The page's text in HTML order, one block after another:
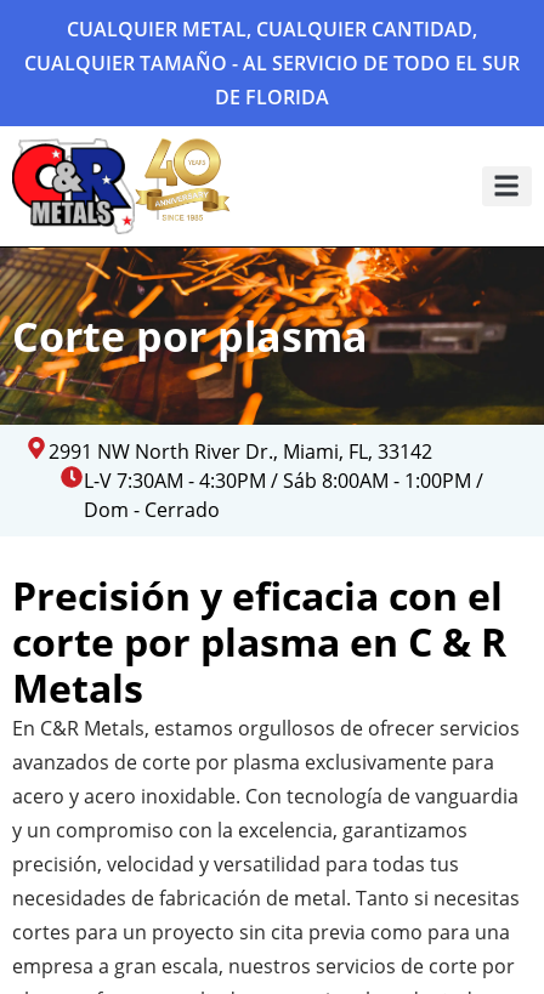
CUALQUIER METAL, CUALQUIER CANTIDAD,
CUALQUIER TAMAÑO - AL SERVICIO DE TODO EL SUR
DE FLORIDA
Corte por plasma
2991 NW North River Dr., Miami, FL, 33142
L-V 7:30AM - 4:30PM / Sáb 8:00AM - 1:00PM /
Dom - Cerrado
Precisión y eficacia con el
corte por plasma en C & R
Metals
En C&R Metals, estamos orgullosos de ofrecer servicios
avanzados de corte por plasma exclusivamente para
acero y acero inoxidable. Con tecnología de vanguardia
y un compromiso con la excelencia, garantizamos
precisión, velocidad y versatilidad para todas tus
necesidades de fabricación de metal. Tanto si necesitas
cortes para un proyecto sin cita previa como para una
empresa a gran escala, nuestros servicios de corte por